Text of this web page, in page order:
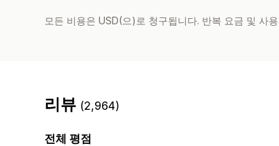
모든 비용은 USD(으)로 청구됩니다. 반복 요금 및 사
리뷰 (2,964)
전체 평점